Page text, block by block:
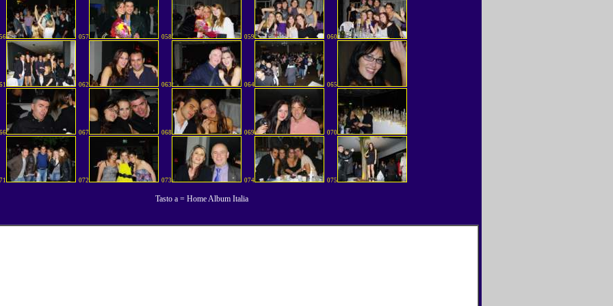
057 058 059 060
062 063 064 065
067 068 069 070
072 073 074 075
Tasto a = Home Album Italia